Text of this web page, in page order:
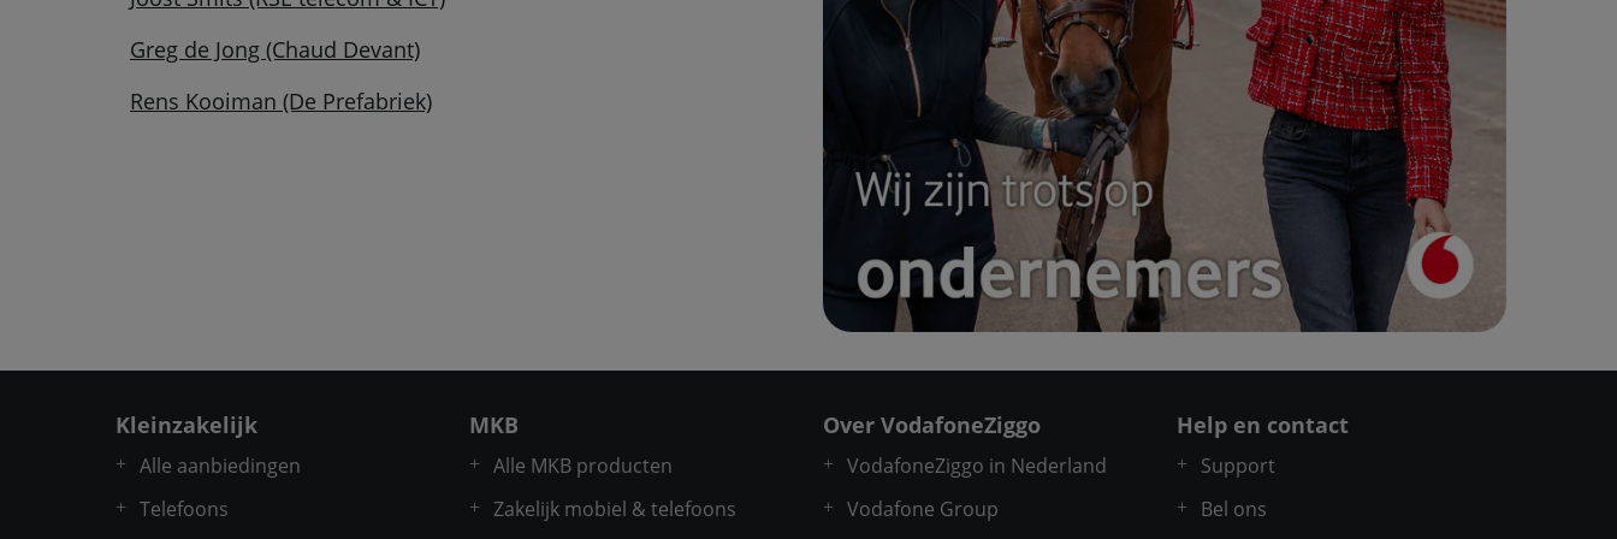
Greg de Jong (Chaud Devant)
Rens Kooiman (De Prefabriek)
Kleinzakelijk
Alle aanbiedingen
Telefoons
MKB
Alle MKB producten
Zakelijk mobiel & telefoons
Over VodafoneZiggo
VodafoneZiggo in Nederland
Vodafone Group
Help en contact
Support
Bel ons